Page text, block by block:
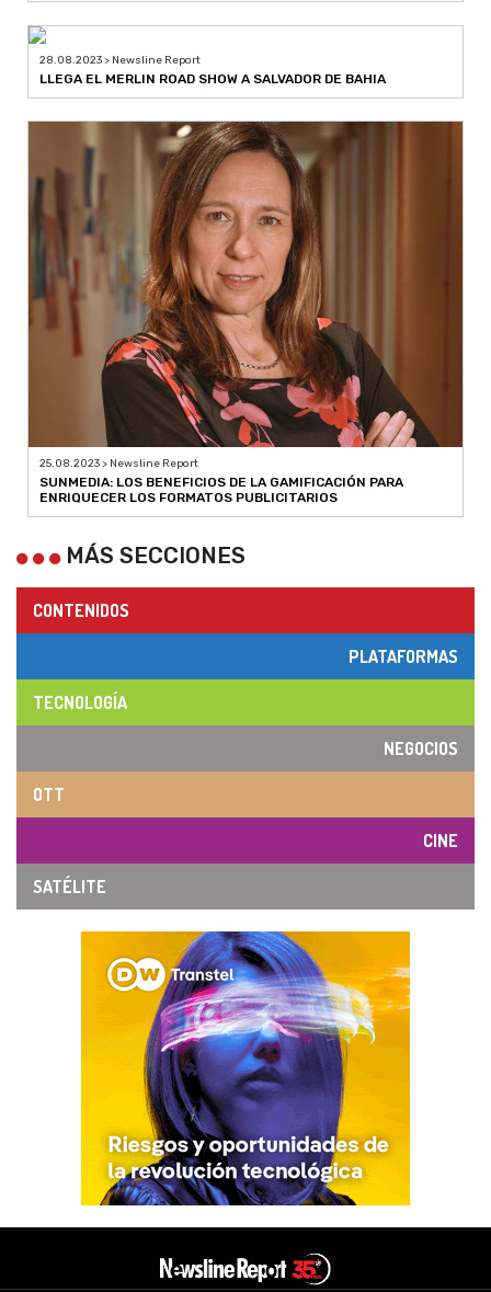
28.08.2023 > Newsline Report
LLEGA EL MERLIN ROAD SHOW A SALVADOR DE BAHIA
25.08.2023 > Newsline Report
SUNMEDIA: LOS BENEFICIOS DE LA GAMIFICACIÓN PARA
ENRIQUECER LOS FORMATOS PUBLICITARIOS
MÁS SECCIONES
CONTENIDOS
PLATAFORMAS
TECNOLOGÍA
NEGOCIOS
OTT
CINE
SATÉLITE